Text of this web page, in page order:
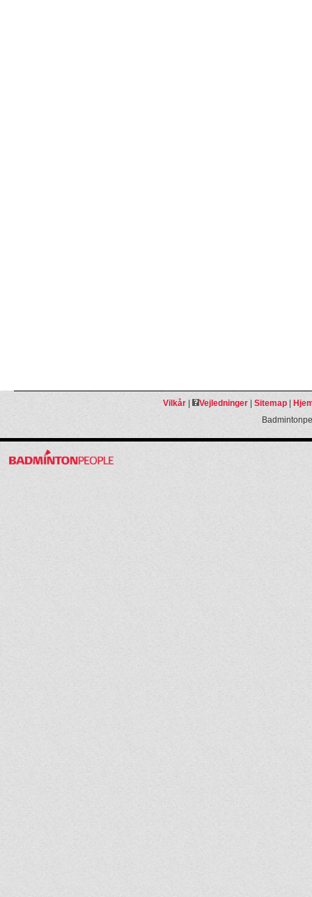
Vilkår| Vejledninger| Sitemap|